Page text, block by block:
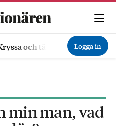
och tävla Ekonomi
Logga in
min man, vad